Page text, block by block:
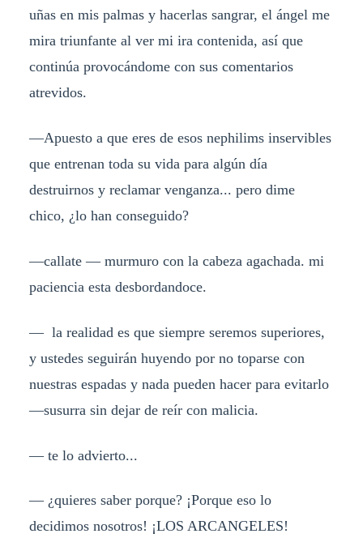
uñas en mis palmas y hacerlas sangrar, el ángel me
mira triunfante al ver mi ira contenida, así que
continúa provocándome con sus comentarios
atrevidos.
—Apuesto a que eres de esos nephilims inservibles
que entrenan toda su vida para algún día
destruirnos y reclamar venganza... pero dime
chico, ¿lo han conseguido?
—callate — murmuro con la cabeza agachada. mi
paciencia esta desbordandoce.
— la realidad es que siempre seremos superiores,
y ustedes seguirán huyendo por no toparse con
nuestras espadas y nada pueden hacer para evitarlo
—susurra sin dejar de reír con malicia.
— te lo advierto...
— ¿quieres saber porque? ¡Porque eso lo
decidimos nosotros! ¡LOS ARCANGELES!